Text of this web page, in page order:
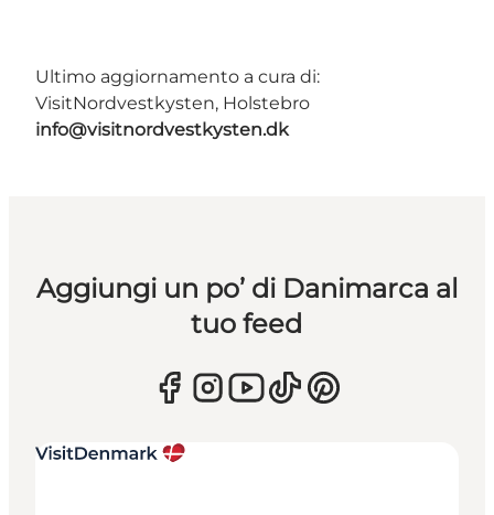
Ultimo aggiornamento a cura di:
VisitNordvestkysten, Holstebro
info@visitnordvestkysten.dk
Aggiungi un po’ di Danimarca al
tuo feed